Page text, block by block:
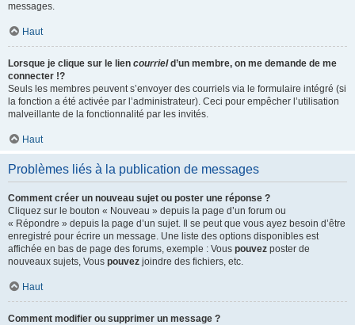
messages.
Haut
Lorsque je clique sur le lien courrield’un membre, on me demande de me
connecter !?
Seuls les membres peuvent s’envoyer des courriels via le formulaire intégré (si
la fonction a été activée par l’administrateur). Ceci pour empêcher l’utilisation
malveillante de la fonctionnalité par les invités.
Haut
Problèmes liés à la publication de messages
Comment créer un nouveau sujet ou poster une réponse ?
Cliquez sur le bouton « Nouveau » depuis la page d’un forum ou
« Répondre » depuis la page d’un sujet. Il se peut que vous ayez besoin d’être
enregistré pour écrire un message. Une liste des options disponibles est
affichée en bas de page des forums, exemple : Vous pouvez poster de
nouveaux sujets, Vous pouvez joindre des fichiers, etc.
Haut
Comment modifier ou supprimer un message ?